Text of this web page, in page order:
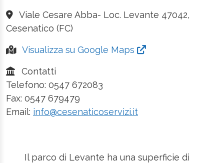
Viale Cesare Abba- Loc. Levante 47042,
Cesenatico (FC)
Visualizza su Google Maps
Contatti
Telefono: 0547 672083
Fax: 0547 679479
Email: info@cesenaticoservizi.it
Il parco di Levante ha una superficie di